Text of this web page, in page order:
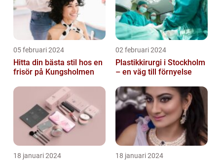
05 februari 2024
Hitta din bästa stil hos en
frisör på Kungsholmen
02 februari 2024
Plastikkirurgi i Stockholm
– en väg till förnyelse
18 januari 2024 18 januari 2024